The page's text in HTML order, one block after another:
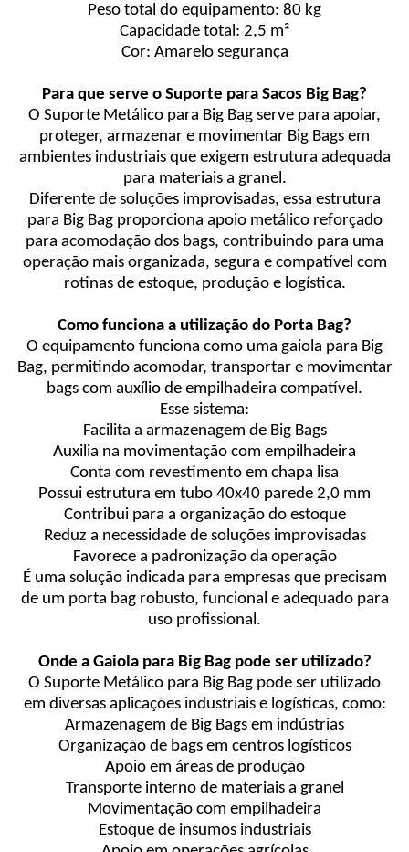
Peso total do equipamento: 80 kg
Capacidade total: 2,5 m²
Cor: Amarelo segurança
Para que serve o Suporte para Sacos Big Bag?
O Suporte Metálico para Big Bag serve para apoiar,
proteger, armazenar e movimentar Big Bags em
ambientes industriais que exigem estrutura adequada
para materiais a granel.
Diferente de soluções improvisadas, essa estrutura
para Big Bag proporciona apoio metálico reforçado
para acomodação dos bags, contribuindo para uma
operação mais organizada, segura e compatível com
rotinas de estoque, produção e logística.
Como funciona a utilização do Porta Bag?
O equipamento funciona como uma gaiola para Big
Bag, permitindo acomodar, transportar e movimentar
bags com auxílio de empilhadeira compatível.
Esse sistema:
Facilita a armazenagem de Big Bags
Auxilia na movimentação com empilhadeira
Conta com revestimento em chapa lisa
Possui estrutura em tubo 40x40 parede 2,0 mm
Contribui para a organização do estoque
Reduz a necessidade de soluções improvisadas
Favorece a padronização da operação
É uma solução indicada para empresas que precisam
de um porta bag robusto, funcional e adequado para
uso profissional.
Onde a Gaiola para Big Bag pode ser utilizado?
O Suporte Metálico para Big Bag pode ser utilizado
em diversas aplicações industriais e logísticas, como:
Armazenagem de Big Bags em indústrias
Organização de bags em centros logísticos
Apoio em áreas de produção
Transporte interno de materiais a granel
Movimentação com empilhadeira
Estoque de insumos industriais